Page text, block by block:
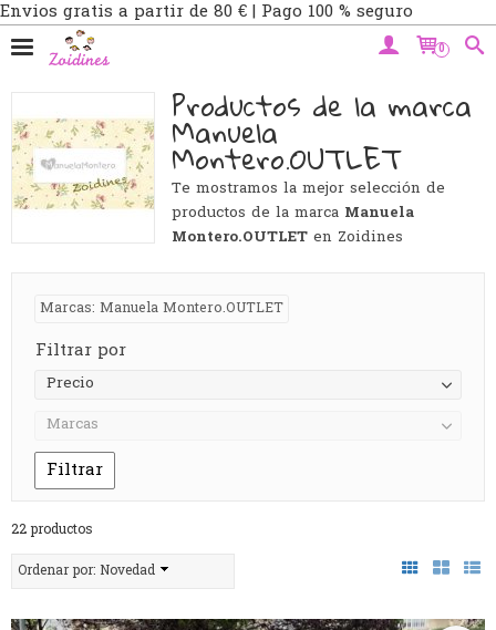
Envios gratis a partir de 80 € | Pago 100 % seguro
0
Productos de la marca
Manuela
Montero.OUTLET
Te mostramos la mejor selección de
productos de la marca Manuela
Montero.OUTLET en Zoidines
Marcas: Manuela Montero.OUTLET
Filtrar por
Precio
Marcas
22 productos
Ordenar por: Novedad